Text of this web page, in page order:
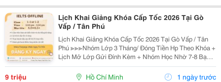
Lịch Khai Giảng Khóa Cấp Tốc 2026 Tại Gò
Vấp / Tân Phú
Lịch Khai Giảng Khóa Cấp Tốc 2026 Tại Gò Vấp / Tân
Phú ≫≫≫Nhóm Lớp 3 Tháng/ Đóng Tiền Hp Theo Khóa +
Lịch Mở Lớp Gửi Đính Kèm + Nhóm Học Nhờ 7-8 Bạn/
Lớp + Giáo Trình Ielts Có Band Điểm Lộ Trình, Sách
Nước Ngoài Bám Sát + Chia Đều 4 Kỹ...
9 triệu Hồ Chí Minh 1 ngày trước